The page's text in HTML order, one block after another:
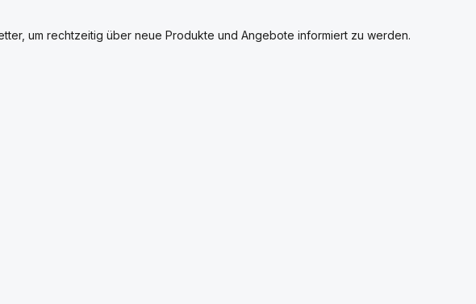
um rechtzeitig über neue Produkte und Angebote informiert zu werden.